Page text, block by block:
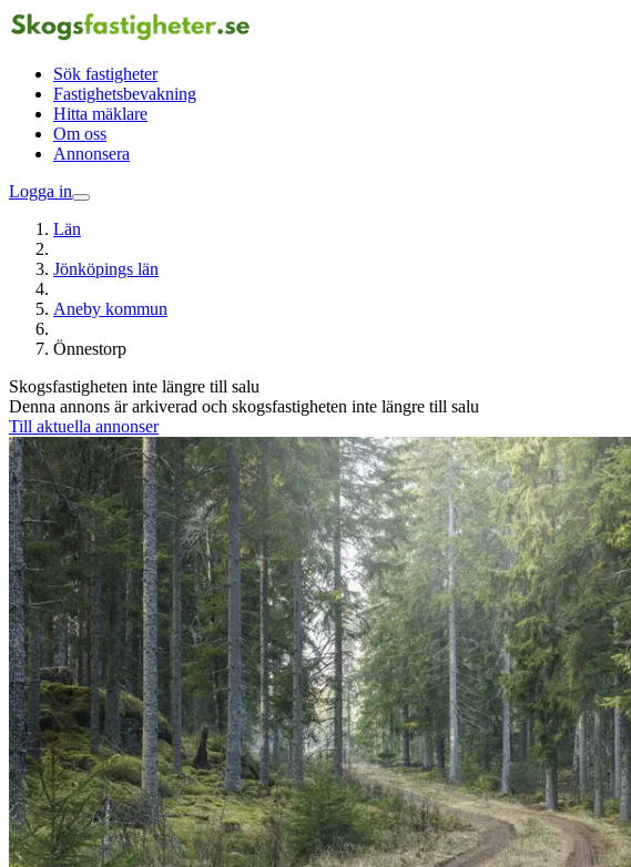
Sök fastigheter
Fastighetsbevakning
Hitta mäklare
Om oss
Annonsera
Logga in
Län
Jönköpings län
Aneby kommun
Önnestorp
Skogsfastigheten inte längre till salu
Denna annons är arkiverad och skogsfastigheten inte längre till salu
Till aktuella annonser